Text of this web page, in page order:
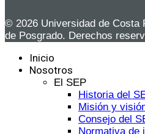
© 2026 Universidad de Costa
de Posgrado. Derechos
Inicio
Nosotros
El SEP
Historia del
Misión y
Consejo del
Normativa de